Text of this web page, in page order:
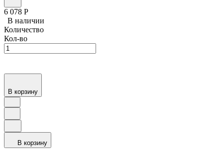
6 078 Р
В наличии
Количество
Кол-во
В корзину
В корзину